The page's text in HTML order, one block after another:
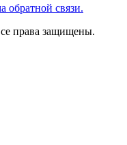
обратной связи.
права защищены.